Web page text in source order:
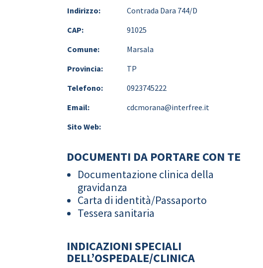
Indirizzo:
Contrada Dara 744/D
CAP:
91025
Comune:
Marsala
Provincia:
TP
Telefono:
0923745222
Email:
cdcmorana@interfree.it
Sito Web:
DOCUMENTI DA PORTARE CON TE
Documentazione clinica della
gravidanza
Carta di identità/Passaporto
Tessera sanitaria
INDICAZIONI SPECIALI
DELL’OSPEDALE/CLINICA